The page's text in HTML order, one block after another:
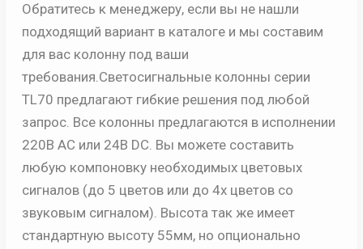
Обратитесь к менеджеру, если вы не нашли
подходящий вариант в каталоге и мы составим
для вас колонну под ваши
требования.Светосигнальные колонны серии
TL70 предлагают гибкие решения под любой
запрос. Все колонны предлагаются в исполнении
220В AC или 24В DC. Вы можете составить
любую компоновку необходимых цветовых
сигналов (до 5 цветов или до 4х цветов со
звуковым сигналом). Высота так же имеет
стандартную высоту 55мм, но опционально